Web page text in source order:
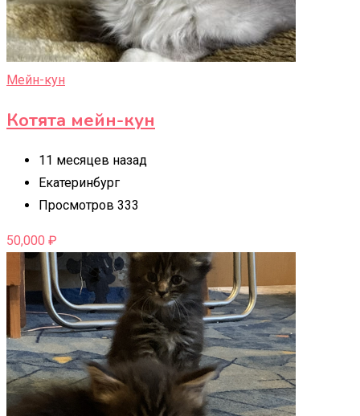
Мейн-кун
Котята мейн-кун
11 месяцев назад
Екатеринбург
Просмотров 333
50,000 ₽